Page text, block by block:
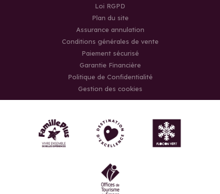
Loi RGPD
Plan du site
Assurance annulation
Conditions générales de vente
Paiement sécurisé
Garantie Financière
Politique de Confidentialité
Gestion des cookies